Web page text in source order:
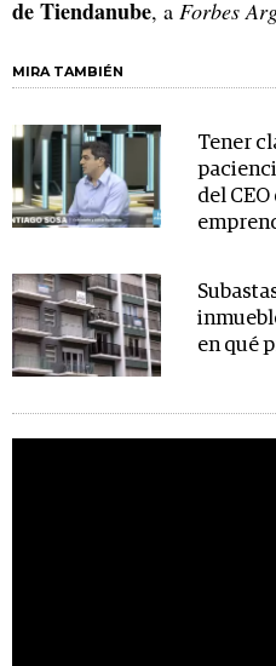
de Tiendanube, a Forbes
MIRA TAMBIÉN
Tener
del
en qué